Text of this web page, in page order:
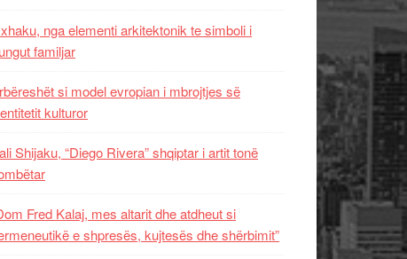
nga elementi arkitektonik te simboli i
familjar
si model evropian i mbrojtjes së
kulturor
Shijaku, “Diego Rivera” shqiptar i artit tonë
Fred Kalaj, mes altarit dhe atdheut si
e shpresës, kujtesës dhe shërbimit”